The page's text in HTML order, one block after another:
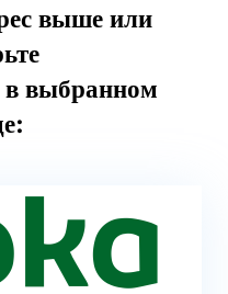
выше или
в выбранном